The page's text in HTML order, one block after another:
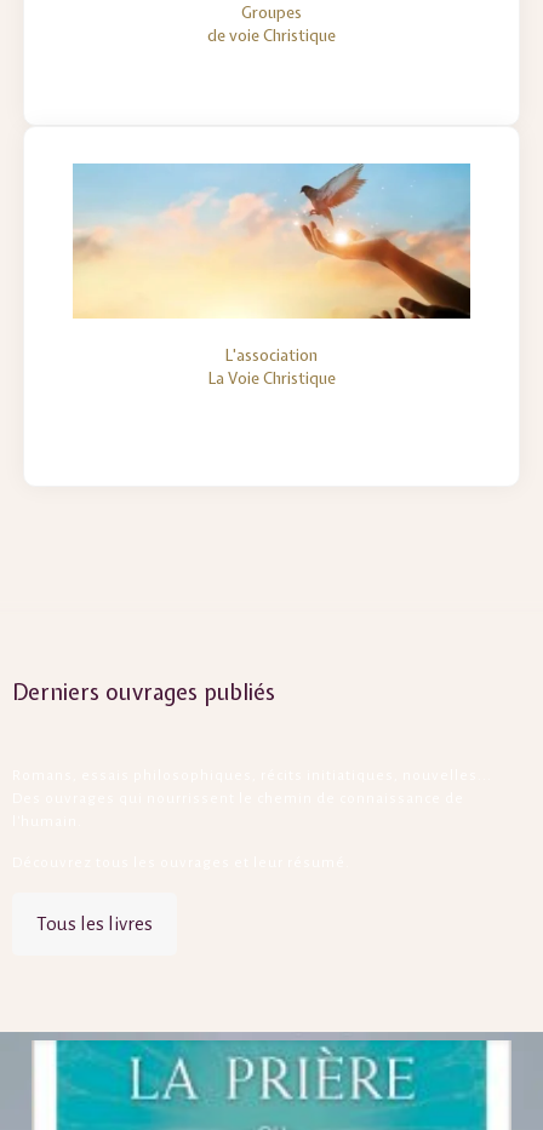
Groupes
de voie Christique
L'association
La Voie Christique
Derniers ouvrages publiés
Tous les livres